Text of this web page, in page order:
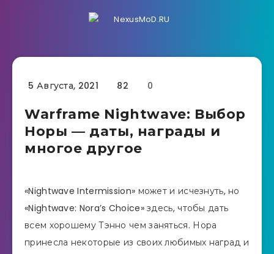
5 Августа, 2021 82 0
Warframe Nightwave: Выбор
Норы — даты, награды и
многое другое
«Nightwave Intermission» может и исчезнуть, но
«Nightwave: Nora’s Choice» здесь, чтобы дать
всем хорошему Тэнно чем заняться. Нора
принесла некоторые из своих любимых наград и